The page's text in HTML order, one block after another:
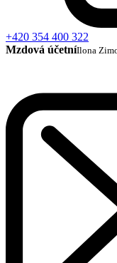
+420 354 400 322
Mzdová účetníIlona